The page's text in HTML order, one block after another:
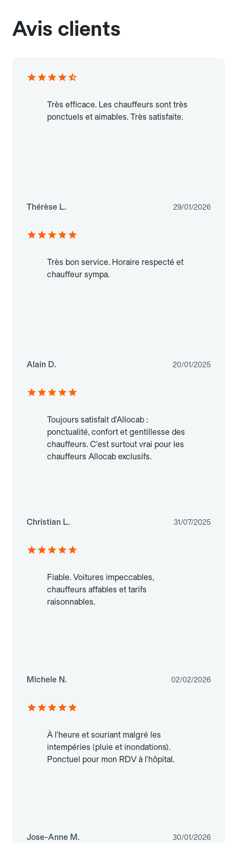
Avis clients
Très efficace. Les chauffeurs sont très
ponctuels et aimables. Très satisfaite.
Thérèse L. 29/01/2026
Très bon service. Horaire respecté et
chauffeur sympa.
Alain D. 20/01/2025
Toujours satisfait d'Allocab :
ponctualité, confort et gentillesse des
chauffeurs. C'est surtout vrai pour les
chauffeurs Allocab exclusifs.
Christian L. 31/07/2025
Fiable. Voitures impeccables,
chauffeurs affables et tarifs
raisonnables.
Michele N. 02/02/2026
À l'heure et souriant malgré les
intempéries (pluie et inondations).
Ponctuel pour mon RDV à l'hôpital.
Jose-Anne M. 30/01/2026